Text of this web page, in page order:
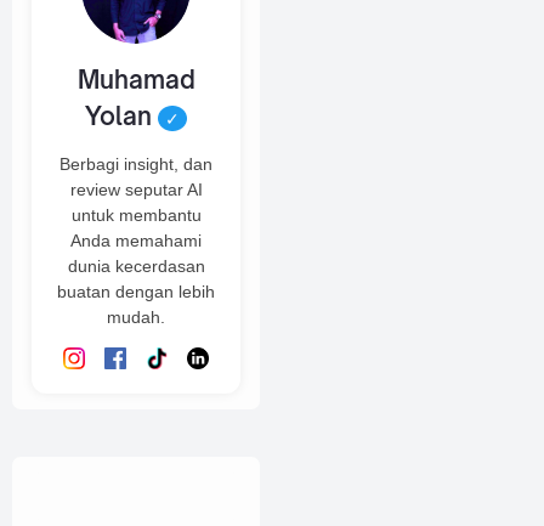
Muhamad
Yolan
✓
Berbagi insight, dan
review seputar AI
untuk membantu
Anda memahami
dunia kecerdasan
buatan dengan lebih
mudah.